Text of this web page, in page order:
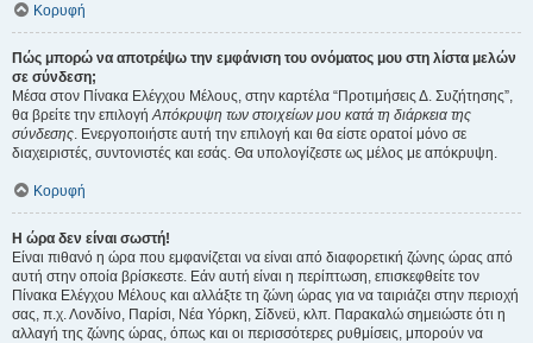
Κορυφή
Πώς μπορώ να αποτρέψω την εμφάνιση του ονόματος μου στη λίστα μελών
σε σύνδεση;
Μέσα στον Πίνακα Ελέγχου Μέλους, στην καρτέλα “Προτιμήσεις Δ. Συζήτησης”,
θα βρείτε την επιλογήΑπόκρυψη των στοιχείων μου κατά τη διάρκεια της
σύνδεσης. Ενεργοποιήστε αυτή την επιλογή και θα είστε ορατοί μόνο σε
διαχειριστές, συντονιστές και εσάς. Θα υπολογίζεστε ως μέλος με απόκρυψη.
Κορυφή
Η ώρα δεν είναι σωστή!
Είναι πιθανό η ώρα που εμφανίζεται να είναι από διαφορετική ζώνης ώρας από
αυτή στην οποία βρίσκεστε. Εάν αυτή είναι η περίπτωση, επισκεφθείτε τον
Πίνακα Ελέγχου Μέλους και αλλάξτε τη ζώνη ώρας για να ταιριάζει στην περιοχή
σας, π.χ. Λονδίνο, Παρίσι, Νέα Υόρκη, Σίδνεϋ, κλπ. Παρακαλώ σημειώστε ότι η
αλλαγή της ζώνης ώρας, όπως και οι περισσότερες ρυθμίσεις, μπορούν να